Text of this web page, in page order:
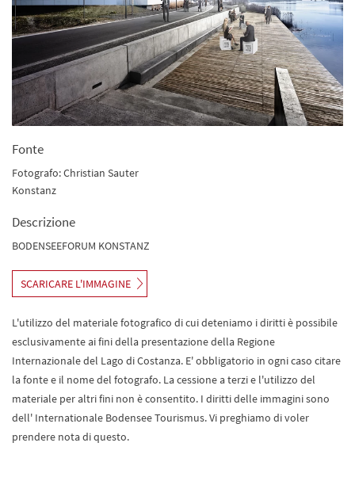
Fonte
Fotografo: Christian Sauter
Konstanz
Descrizione
BODENSEEFORUM KONSTANZ
SCARICARE L'IMMAGINE
L'utilizzo del materiale fotografico di cui deteniamo i diritti è possibile
esclusivamente ai fini della presentazione della Regione
Internazionale del Lago di Costanza. E' obbligatorio in ogni caso citare
la fonte e il nome del fotografo. La cessione a terzi e l'utilizzo del
materiale per altri fini non è consentito. I diritti delle immagini sono
dell' Internationale Bodensee Tourismus. Vi preghiamo di voler
prendere nota di questo.